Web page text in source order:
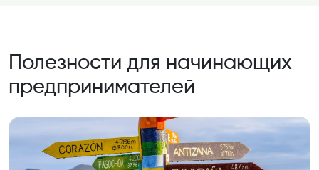
Полезности для начинающих
предпринимателей